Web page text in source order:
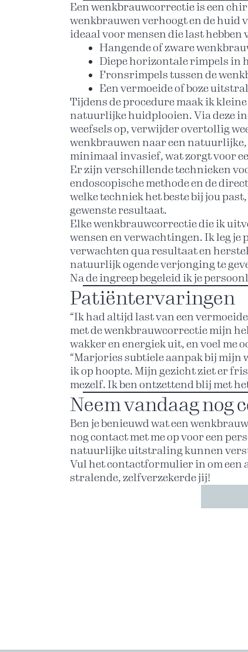
Een wenkbrauwcorrectie is een
wenkbrauwen verhoogt en de huid
ideaal voor mensen die last hebben
Hangende of zware
Diepe horizontale rimpels in
Fronsrimpels tussen de
Een vermoeide of boze
Tijdens de procedure maak ik
natuurlijke huidplooien. Via deze
weefsels op, verwijder overtollig
wenkbrauwen naar een
minimaal invasief, wat zorgt voor
Er zijn verschillende technieken
endoscopische methode en de
welke techniek het beste bij jou
gewenste resultaat.
Elke wenkbrauwcorrectie die ik
wensen en verwachtingen. Ik leg
verwachten qua resultaat en
natuurlijk ogende verjonging te
Na de ingreep begeleid ik je
Patiëntervaringen
“Ik had altijd last van een
met de wenkbrauwcorrectie mijn
wakker en energiek uit, en voel me
“Marjories subtiele aanpak bij mijn
ik op hoopte. Mijn gezicht ziet er
mezelf. Ik ben ontzettend blij met
Neem vandaag nog
Ben je benieuwd wat een
nog contact met me op voor een
natuurlijke uitstraling kunnen
Vul het contactformulier in om een
stralende, zelfverzekerde jij!